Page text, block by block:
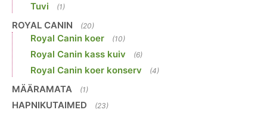
Tuvi (1)
ROYAL CANIN (20)
Royal Canin koer (10)
Royal Canin kass kuiv (6)
Royal Canin koer konserv (4)
MÄÄRAMATA (1)
HAPNIKUTAIMED (23)